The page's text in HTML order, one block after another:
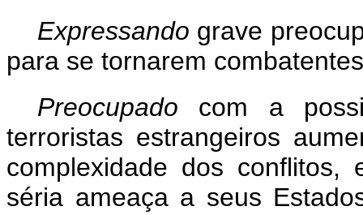
Expressando grave
para se tornarem
Preocupado com a
terroristas estrangeiros
complexidade dos conflitos,
séria ameaça a seus